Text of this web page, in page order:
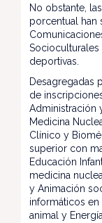
No obstante,
porcentual han
Socioculturales
deportivas.
Desagregadas
de
Administración
Medicina
Clínico y
superior con
Educación
medicina
y Animación
informáticos en
animal y